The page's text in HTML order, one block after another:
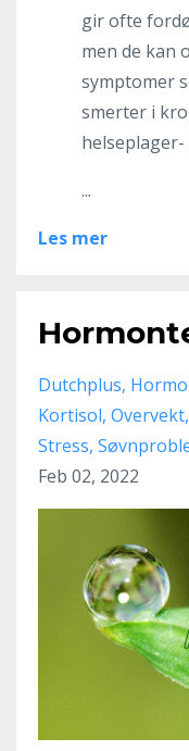
gir ofte
men de kan
symptomer
smerter i
helseplager-
...
Les mer
Dutchplus
Kortisol Overvekt
Stress
Feb 02, 2022